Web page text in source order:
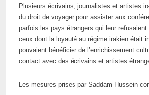
Plusieurs écrivains, journalistes et artistes
du droit de voyager pour assister aux
parfois les pays étrangers qui leur refusaient
ceux dont la loyauté au régime irakien était
pouvaient bénéficier de l’enrichissement
contact avec des écrivains et artistes
Les mesures prises par Saddam Hussein